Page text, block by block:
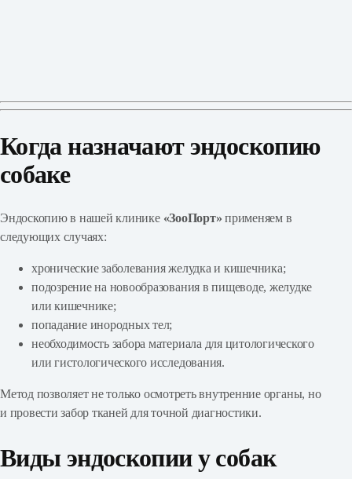
Когда назначают эндоскопию
собаке
Эндоскопию в нашей клинике «ЗооПорт» применяем в
следующих случаях:
хронические заболевания желудка и кишечника;
подозрение на новообразования в пищеводе, желудке
или кишечнике;
попадание инородных тел;
необходимость забора материала для цитологического
или гистологического исследования.
Метод позволяет не только осмотреть внутренние органы, но
и провести забор тканей для точной диагностики.
Виды эндоскопии у собак